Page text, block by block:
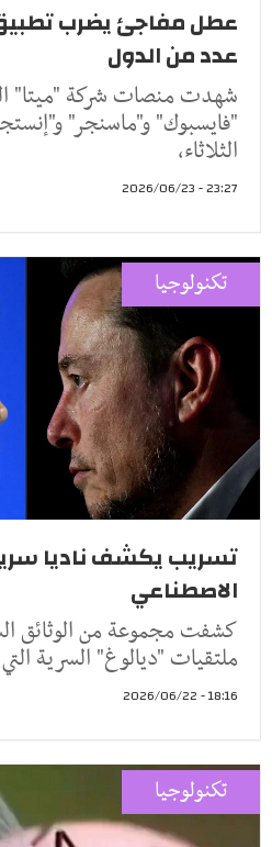
عطل مفاجئ يضرب
عدد من الدول
شهدت منصات شركة "ميتا"
"فايسبوك" و"ماسنجر"
الثلاثاء،
23:27 - 2026/06/23
تكنولوجيا
تسريب يكشف ناديا
الاصطناعي
كشفت مجموعة من الوثائق
ملتقيات "ديالوغ" السرية
18:16 - 2026/06/22
تكنولوجيا